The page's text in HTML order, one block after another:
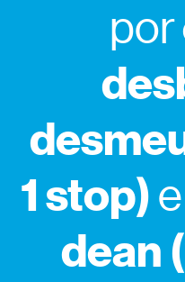
por
1 stop)e
dean